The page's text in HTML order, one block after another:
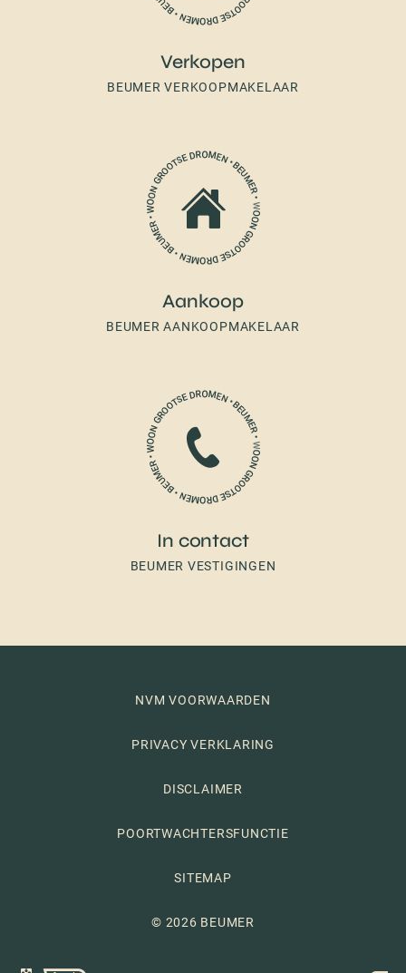
Verkopen
BEUMER VERKOOPMAKELAAR
Aankoop
BEUMER AANKOOPMAKELAAR
In contact
BEUMER VESTIGINGEN
NVM VOORWAARDEN
PRIVACY VERKLARING
DISCLAIMER
POORTWACHTERSFUNCTIE
SITEMAP
© 2026 BEUMER